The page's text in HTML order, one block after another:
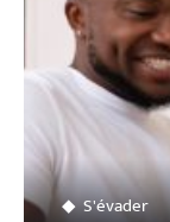
S'évader